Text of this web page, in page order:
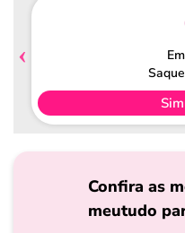
Confira as
meutudo